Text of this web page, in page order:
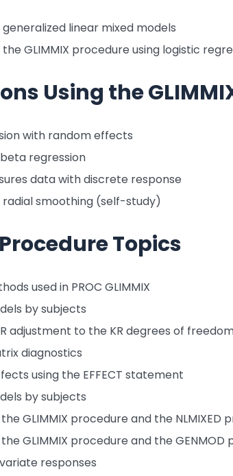
linear mixed models
GLIMMIX procedure using logistic
Using the
with random effects
regression
data with discrete response
smoothing (self-study)
Topics
used in PROC GLIMMIX
by subjects
adjustment to the KR degrees of
diagnostics
using the EFFECT statement
by subjects
GLIMMIX procedure and the NLMIXED
GLIMMIX procedure and the GENMOD
responses